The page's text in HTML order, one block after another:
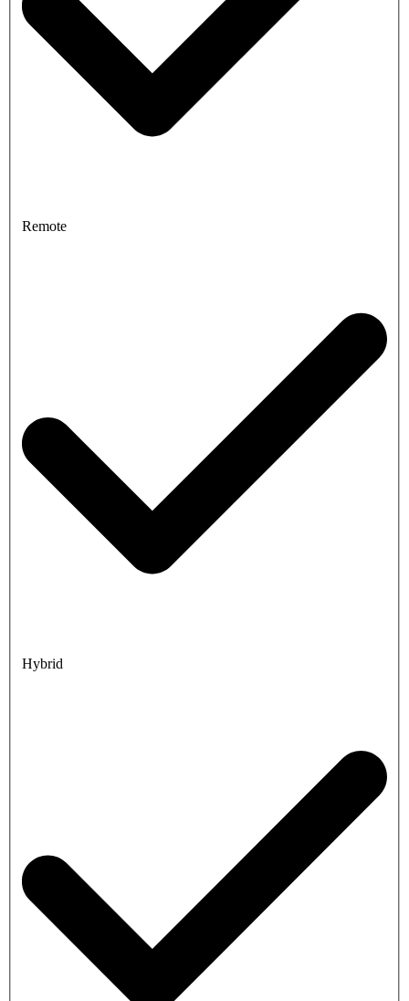
Remote
Hybrid